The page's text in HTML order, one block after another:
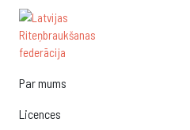
Par mums
Licences